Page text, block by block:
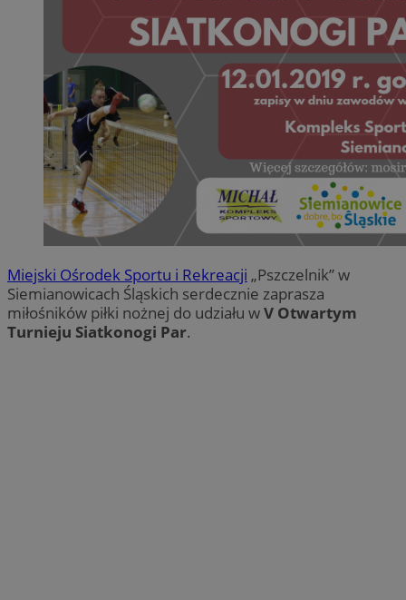
Miejski Ośrodek Sportu i Rekreacji „Pszczelnik” w
Siemianowicach Śląskich serdecznie zaprasza
miłośników piłki nożnej do udziału wV Otwartym
Turnieju Siatkonogi Par.